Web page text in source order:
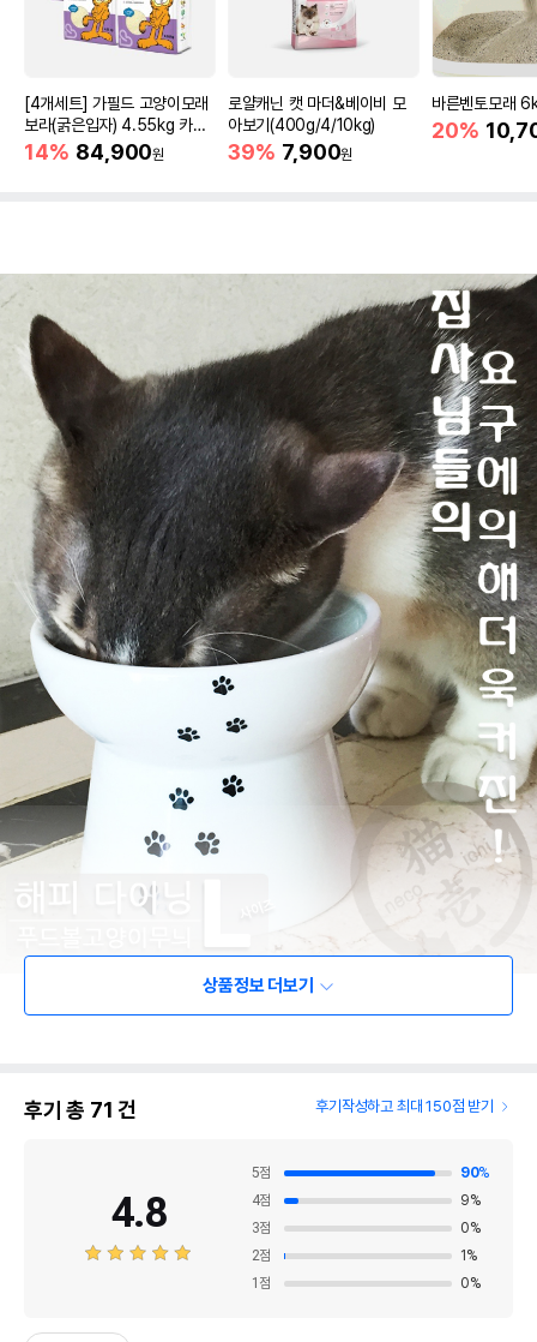
[4개세트] 가필드 고양이모래
보라(굵은입자) 4.55kg 카사
바모래
14% 84,900원
로얄캐닌 캣 마더&베이비 모
아보기(400g/4/10kg)
39% 7,900원
바른벤토모래
20%
상품정보 더보기
후기 총 71 건 후기작성하고 최대 150점 받기
4.8
5점 90%
4점 9%
3점 0%
2점 1 %
1 점 0%